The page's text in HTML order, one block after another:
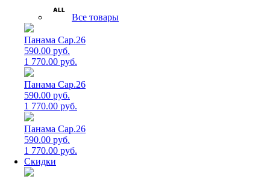
Все товары
Панама Cap.26
590.00 руб.
1 770.00 руб.
Панама Cap.26
590.00 руб.
1 770.00 руб.
Панама Cap.26
590.00 руб.
1 770.00 руб.
Скидки